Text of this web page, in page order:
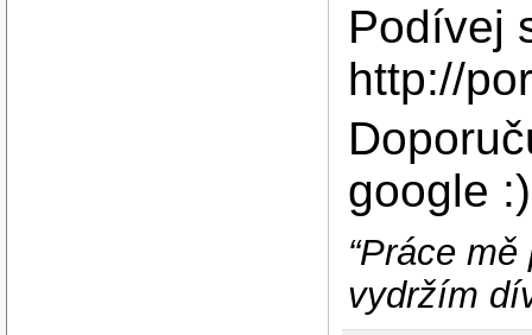
Podívej
http://
google :)
“Práce
vydržím